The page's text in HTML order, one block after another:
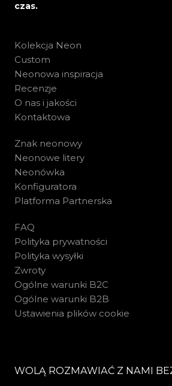
czas.
Kolekcja Neon
Custom
Neonowa inspiracja
Recenzje
O nas i jakości
Kontaktowa
Znak neonowy
Neonowe litery
Neonówka
Konfiguratora
Platforma Partnerska
FAQ
Polityka prywatności
Polityka wysyłki
Zwroty
Ogólne warunki B2C
Ogólne warunki B2B
Ustawienia plików cookie
WOLĄ ROZMAWIAĆ Z NAMI